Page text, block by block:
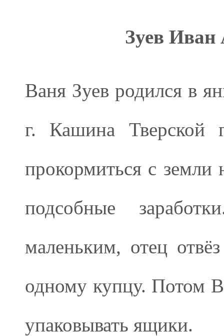
Зуев Иван
Ваня Зуев родился в
г. Кашина Тверской
прокормиться с земли
подсобные
маленьким, отец
одному купцу. Потом
упаковывать ящики.